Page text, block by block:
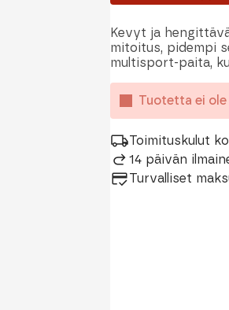
Kevyt ja
mitoitus, pidempi
multisport-paita,
Tuotetta ei
Toimituskulut
14 päivän
Turvalliset